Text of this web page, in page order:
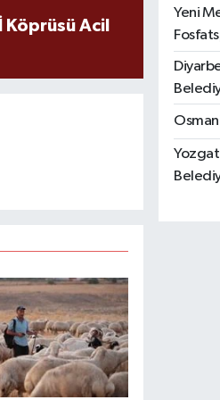
Acil
Yeni
Yozgat